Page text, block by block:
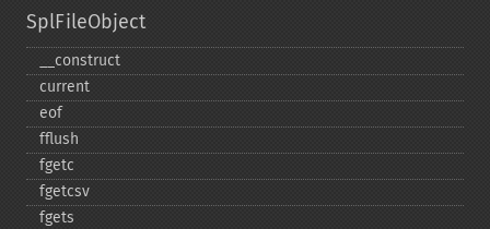
SplFileObject
_​_​construct
current
eof
fflush
fgetc
fgetcsv
fgets